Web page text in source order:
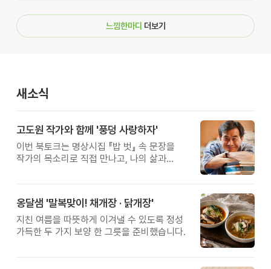
느낌한마디 더보기
새소식
고도원 작가와 함께 '풍덩 사랑하자'
이번 북토크는 명상시집 『밥 벗』 속 문장을
작가의 목소리로 직접 만나고, 나의 삶과
옹달샘 '말복맞이! 채개장 · 닭개장'
지친 여름을 따뜻하게 이겨낼 수 있도록 정성
가득한 두 가지 보양 한 그릇을 준비했습니다.